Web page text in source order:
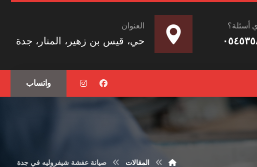
العنوان
حي، قيس بن زهير، المنار، جدة
أسئلة؟
واتساب
المقالات صيانة عفشة شيفروليه في جدة